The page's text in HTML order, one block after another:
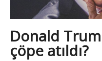
Donald
çöpe atıldı?